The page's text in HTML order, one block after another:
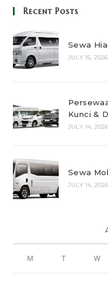
Recent Posts
Sewa
JULY 15, 2026
Kunci &
JULY 14, 2026
Sewa
JULY 14, 2026
M T W